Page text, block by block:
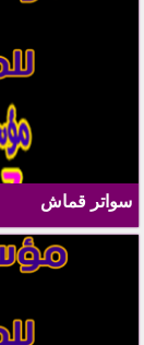
سواتر قماش